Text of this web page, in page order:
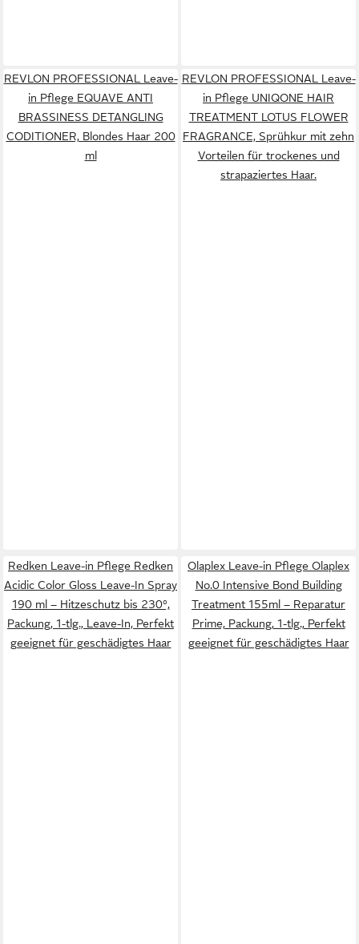
REVLON PROFESSIONAL Leave-
in Pflege EQUAVE ANTI
BRASSINESS DETANGLING
CODITIONER, Blondes Haar 200
ml
REVLON PROFESSIONAL Leave-
in Pflege UNIQONE HAIR
TREATMENT LOTUS FLOWER
FRAGRANCE, Sprühkur mit zehn
Vorteilen für trockenes und
strapaziertes Haar.
Redken Leave-in Pflege Redken
Acidic Color Gloss Leave-In Spray
190 ml – Hitzeschutz bis 230°,
Packung, 1-tlg., Leave-In, Perfekt
geeignet für geschädigtes Haar
Olaplex Leave-in Pflege Olaplex
No.0 Intensive Bond Building
Treatment 155ml – Reparatur
Prime, Packung, 1-tlg., Perfekt
geeignet für geschädigtes Haar